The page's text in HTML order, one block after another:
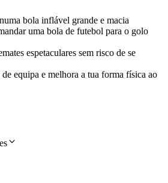
bola inflável grande e macia
uma bola de futebol para o golo
espetaculares sem risco de se
equipa e melhora a tua forma física ao